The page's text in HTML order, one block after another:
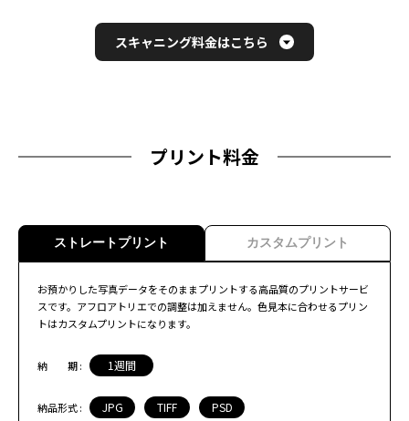
スキャニング料金はこちら
プリント料金
ストレートプリント カスタムプリント
お預かりした写真データをそのままプリントする高品質のプリントサービ
スです。アフロアトリエでの調整は加えません。色見本に合わせるプリン
トはカスタムプリントになります。
納 期 : 1週間
納品形式 : JPG TIFF PSD